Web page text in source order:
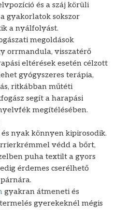
és a száj körüli
gyakorlatok sokszor
a nyálfolyást.
megoldások
orrmandula, visszatérő
eltérések esetén célzott
gyógyszeres terápia,
ritkábban műtéti
segít a harapási
megítélésében.
nyak könnyen kipirosodik.
védd a bőrt,
puha textilt a gyors
érdemes cserélhető
gyakran átmeneti és
gyerekeknél mégis